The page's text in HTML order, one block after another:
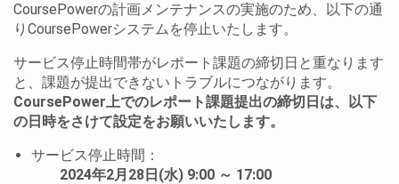
CoursePowerの計画メンテナンスの実施のため、以下の通
りCoursePowerシステムを停止いたします。
サービス停止時間帯がレポート課題の締切日と重なります
と、課題が提出できないトラブルにつながります。
CoursePower上でのレポート課題提出の締切日は、以下
の日時をさけて設定をお願いいたします。
サービス停止時間：
2024年2月28日(水) 9:00 ～ 17:00